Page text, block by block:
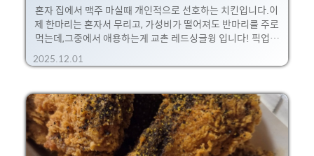
혼자 집에서 맥주 마실때 개인적으로 선호하는 치킨입니다.이
제 한마리는 혼자서 무리고, 가성비가 떨어져도 반마리를 주로
먹는데,그중에서 애용하는게 교촌 레드싱글윙 입니다! 픽업을
하면 좋은데... 상황상 불가능할 경우에는 웨지감자 추가!!이번
에 교촌치킨 팩이 바뀌었는데, 꽤 깔끔한게 맘에들더라구요 ㅎ
리지널 치킨 요 두종류이날도 저녁에 요거 하나로 든든한 주말
밤을 마무리했습니다 ㅋ 자, 그럼 사진으로 맛나봅시다! 레드싱
글윙 : 8,900원웨지감자 : 4,000원
2025.12.01